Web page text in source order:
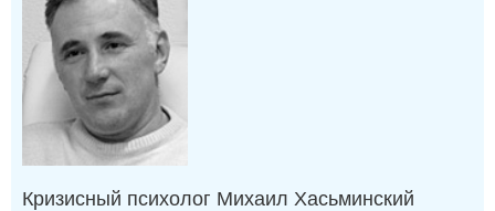
Кризисный психолог Михаил Хасьминский